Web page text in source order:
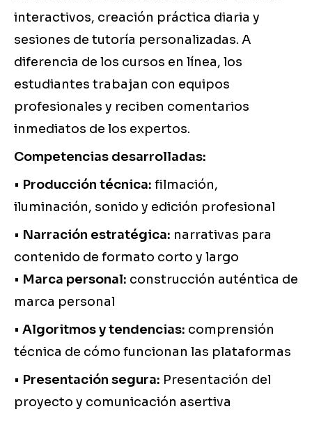
interactivos, creación práctica diaria y
sesiones de tutoría personalizadas. A
diferencia de los cursos en línea, los
estudiantes trabajan con equipos
profesionales y reciben comentarios
inmediatos de los expertos.
Competencias desarrolladas:
• Producción técnica: filmación,
iluminación, sonido y edición profesional
• Narración estratégica: narrativas para
contenido de formato corto y largo
• Marca personal: construcción auténtica de
marca personal
• Algoritmos y tendencias: comprensión
técnica de cómo funcionan las plataformas
• Presentación segura: Presentación del
proyecto y comunicación asertiva